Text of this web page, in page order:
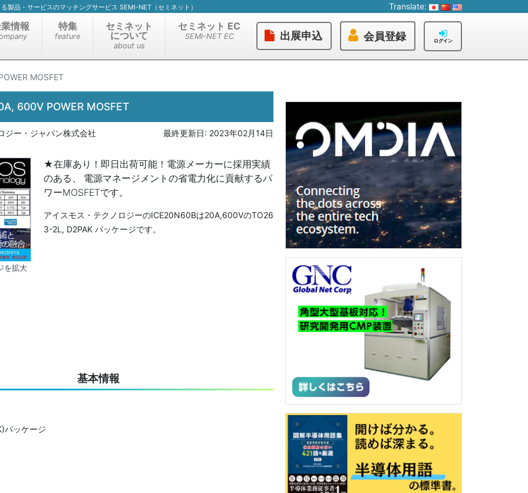
製品・サービスのマッチングサービス SEMI-NET（セミネット） Translate:
情報 特集
feature
セミネット
について
about us
セミネット EC
SEMI-NET EC 出展申込 会員登録 ログイン
MOSFET
600V POWER MOSFET
ジー・ジャパン株式会社 最終更新日: 2023年02月14日
を拡大
★在庫あり！即日出荷可能！電源メーカーに採用実績
のある、 電源マネージメントの省電力化に貢献するパ
ワーMOSFETです。
アイスモス・テクノロジーのICE20N60Bは20A,600VのTO26
3-2L, D2PAK パッケージです。
基本情報
ッケージ